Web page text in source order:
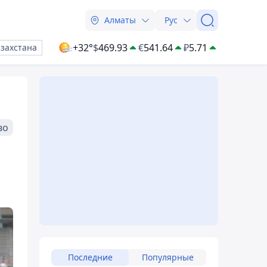
Алматы Рус
+32°$469.93 €541.64 ₽5.71
Последние Популярные